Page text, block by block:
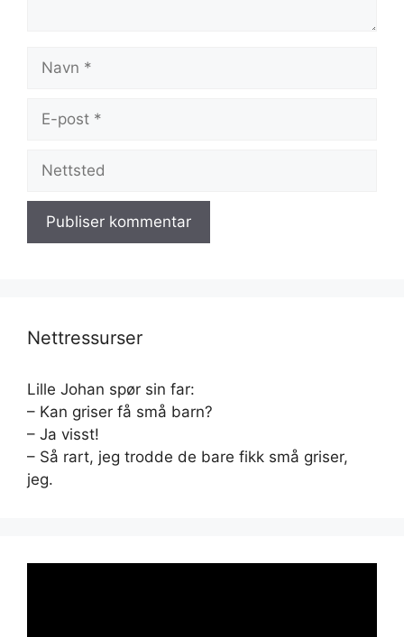
post
Nettressurser
Lille Johan spør sin far:
– Kan griser få små barn?
– Ja visst!
– Så rart, jeg trodde de bare fikk små griser,
jeg.